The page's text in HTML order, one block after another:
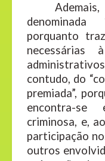
denominada
porquanto
necessárias
contudo, do
premiada”,
encontra-se
criminosa, e,
participação
outros